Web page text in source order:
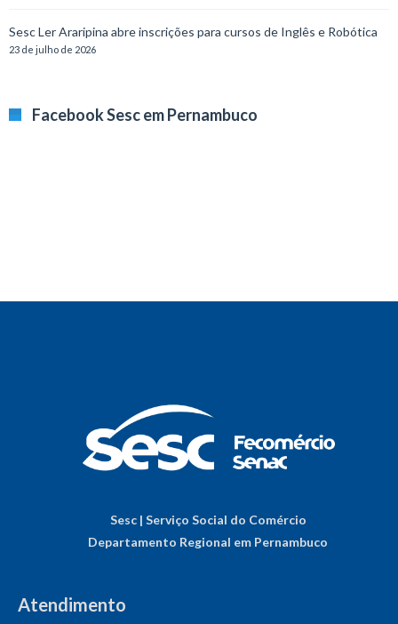
Sesc Ler Araripina abre inscrições para cursos de Inglês e Robótica
23 de julho de 2026
Facebook Sesc em Pernambuco
Sesc | Serviço Social do Comércio
Departamento Regional em Pernambuco
Atendimento